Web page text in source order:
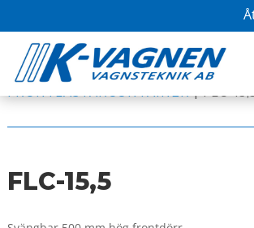
HOME | BUTIK|CONTAINERSYSTEM
FRONTLASTARCONTAINER| FLC-
FLC-15,5